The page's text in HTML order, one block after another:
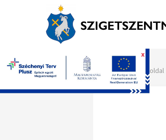
x
Főoldal